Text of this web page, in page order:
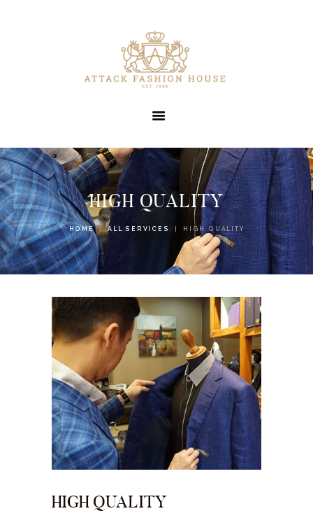
HIGH QUALITY
HOME ALL SERVICES HIGH QUALITY
OUR COMPANY
CONTACT US
HIGH QUALITY